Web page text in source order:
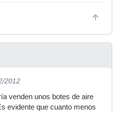
2012
venden unos botes de aire
evidente que cuanto menos